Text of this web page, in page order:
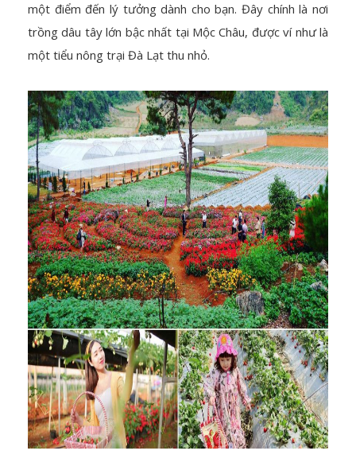
một điểm đến lý tưởng dành cho bạn. Đây chính là nơi
trồng dâu tây lớn bậc nhất tại Mộc Châu, được ví như là
một tiểu nông trại Đà Lạt thu nhỏ.